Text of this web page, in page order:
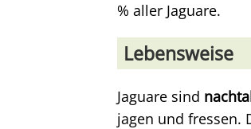
% aller Jaguare.
Lebensweise
Jaguare sind
jagen und fressen.